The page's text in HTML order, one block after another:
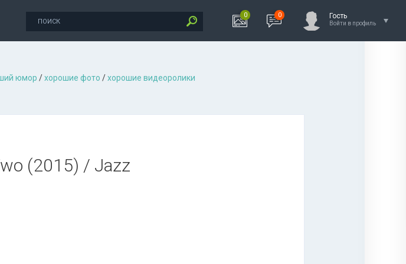
0 0 Гость
Войти в профиль
юмор /хорошие фото /хорошие видеоролики
(2015) / Jazz